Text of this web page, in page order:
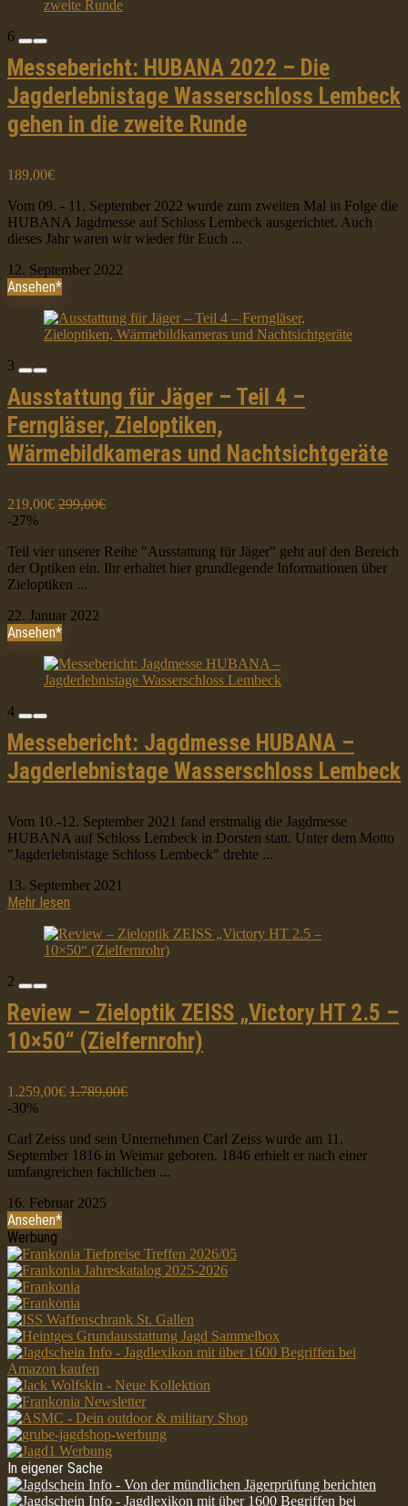
6
Messebericht: HUBANA 2022 – Die
Jagderlebnistage Wasserschloss Lembeck
gehen in die zweite Runde
189,00€
Vom 09. - 11. September 2022 wurde zum zweiten Mal in Folge die
HUBANA Jagdmesse auf Schloss Lembeck ausgerichtet. Auch
dieses Jahr waren wir wieder für Euch ...
12. September 2022
Ansehen*
3
Ausstattung für Jäger – Teil 4 –
Ferngläser, Zieloptiken,
Wärmebildkameras und Nachtsichtgeräte
219,00€ 299,00€
-27%
Teil vier unserer Reihe "Ausstattung für Jäger" geht auf den Bereich
der Optiken ein. Ihr erhaltet hier grundlegende Informationen über
Zieloptiken ...
22. Januar 2022
Ansehen*
4
Messebericht: Jagdmesse HUBANA –
Jagderlebnistage Wasserschloss Lembeck
Vom 10.-12. September 2021 fand erstmalig die Jagdmesse
HUBANA auf Schloss Lembeck in Dorsten statt. Unter dem Motto
"Jagderlebnistage Schloss Lembeck" drehte ...
13. September 2021
Mehr lesen
2
Review – Zieloptik ZEISS „Victory HT 2.5 –
10×50“ (Zielfernrohr)
1.259,00€ 1.789,00€
-30%
Carl Zeiss und sein Unternehmen Carl Zeiss wurde am 11.
September 1816 in Weimar geboren. 1846 erhielt er nach einer
umfangreichen fachlichen ...
16. Februar 2025
Ansehen*
Werbung
In eigener Sache